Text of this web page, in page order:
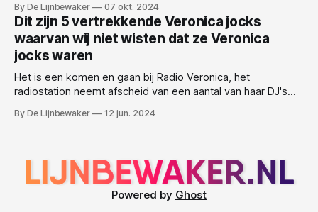
toch wel een betere laatste plaat zijn dan Closing Time? We
blijven maar in het Ekstra Weekend tijdperk hangen!
By De Lijnbewaker 07 okt. 2024
Dit zijn 5 vertrekkende Veronica jocks
waarvan wij niet wisten dat ze Veronica
jocks waren
Het is een komen en gaan bij Radio Veronica, het
radiostation neemt afscheid van een aantal van haar DJ's
bekend waren als Radio DJ. Hier zijn vijf van de DJ's die
By De Lijnbewaker 12 jun. 2024
Powered by Ghost